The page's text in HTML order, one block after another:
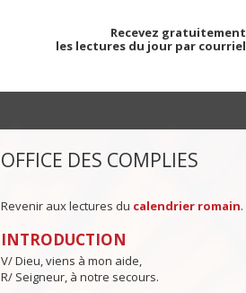
Recevez gratuitement
les lectures du jour par courriel
OFFICE DES COMPLIES
Revenir aux lectures du calendrier romain.
INTRODUCTION
V/ Dieu, viens à mon aide,
R/ Seigneur, à notre secours.